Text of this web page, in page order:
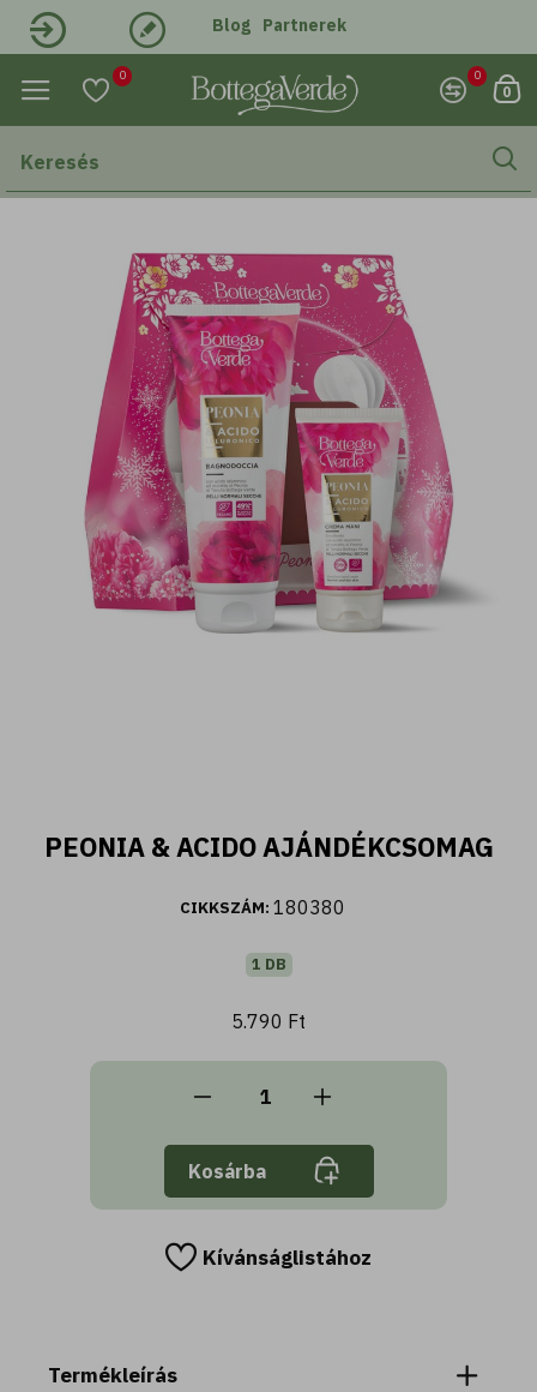
damaszkuszi rózsa kivonattal (400 ml)
Belépés Regisztráció
Blog Partnerek
0 0
0
PEONIA & ACIDO AJÁNDÉKCSOMAG
CIKKSZÁM: 180380
1 DB
5.790 Ft
Kosárba
Kívánságlistához
Termékleírás